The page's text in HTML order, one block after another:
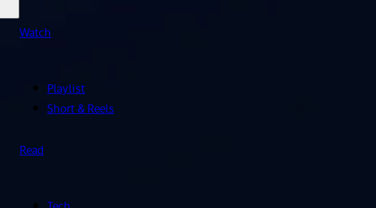
Watch
Playlist
Short & Reels
Read